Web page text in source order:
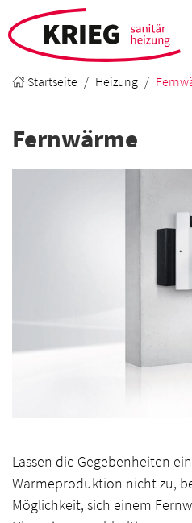
Startseite Heizung
Fernwärme
Lassen die Gegebenheiten
Wärmeproduktion nicht zu,
Möglichkeit, sich einem